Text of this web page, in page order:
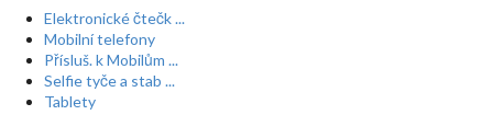
Elektronické čtečk ...
Mobilní telefony
Přísluš. k Mobilům ...
Selfie tyče a stab ...
Tablety